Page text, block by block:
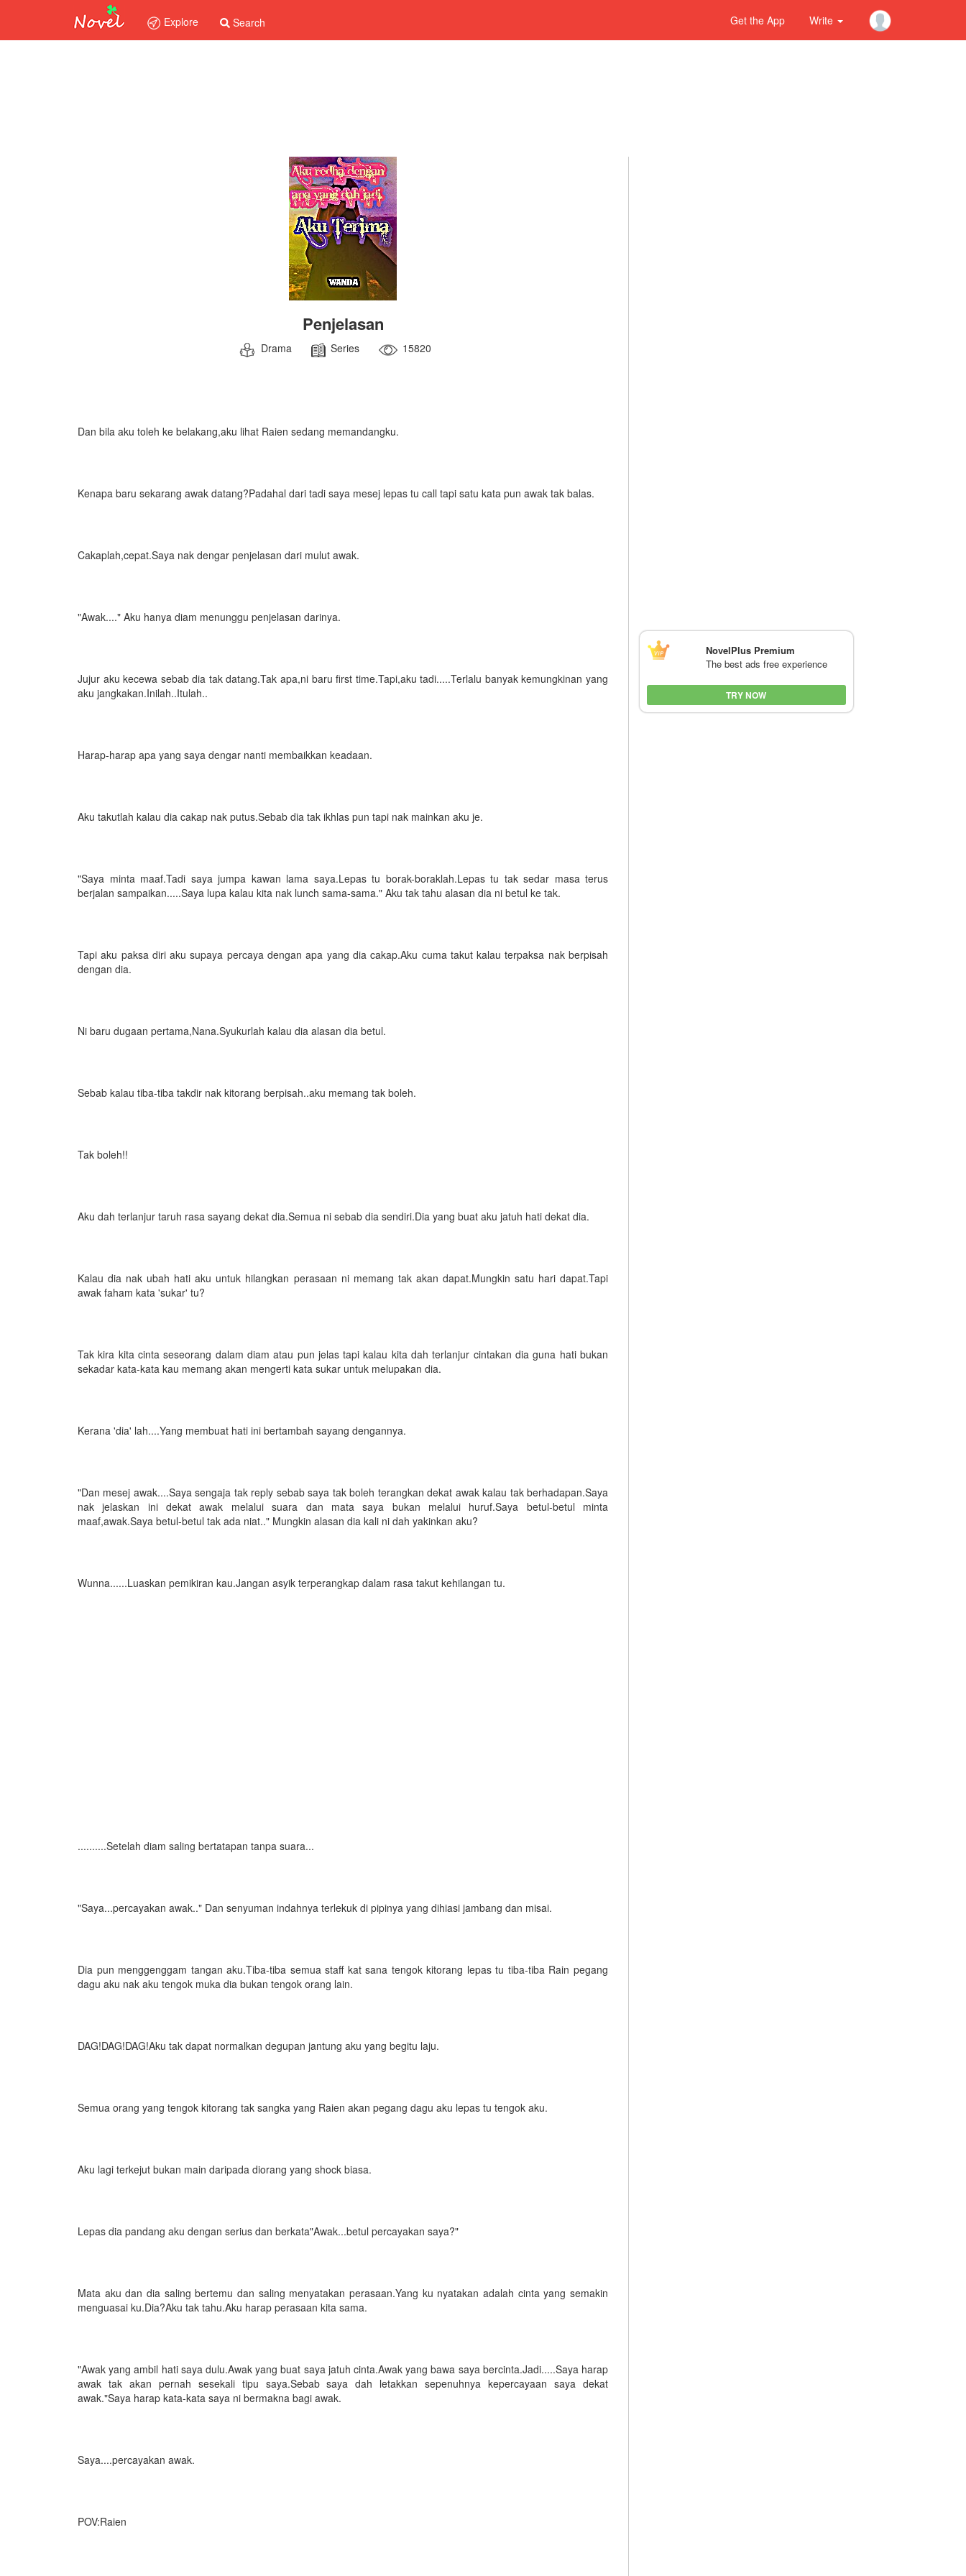
Explore Search Get the App Write
Penjelasan
Drama Series 15820
Dan bila aku toleh ke belakang,aku lihat Raien sedang memandangku.
Kenapa baru sekarang awak datang?Padahal dari tadi saya mesej lepas tu call tapi satu kata pun awak tak balas.
Cakaplah,cepat.Saya nak dengar penjelasan dari mulut awak.
"Awak...." Aku hanya diam menunggu penjelasan darinya.
Jujur aku kecewa sebab dia tak datang.Tak apa,ni baru first time.Tapi,aku tadi.....Terlalu banyak kemungkinan yang
aku jangkakan.Inilah..Itulah..
Harap-harap apa yang saya dengar nanti membaikkan keadaan.
Aku takutlah kalau dia cakap nak putus.Sebab dia tak ikhlas pun tapi nak mainkan aku je.
"Saya minta maaf.Tadi saya jumpa kawan lama saya.Lepas tu borak-boraklah.Lepas tu tak sedar masa terus
berjalan sampaikan.....Saya lupa kalau kita nak lunch sama-sama." Aku tak tahu alasan dia ni betul ke tak.
Tapi aku paksa diri aku supaya percaya dengan apa yang dia cakap.Aku cuma takut kalau terpaksa nak berpisah
dengan dia.
Ni baru dugaan pertama,Nana.Syukurlah kalau dia alasan dia betul.
Sebab kalau tiba-tiba takdir nak kitorang berpisah..aku memang tak boleh.
Tak boleh!!
Aku dah terlanjur taruh rasa sayang dekat dia.Semua ni sebab dia sendiri.Dia yang buat aku jatuh hati dekat dia.
Kalau dia nak ubah hati aku untuk hilangkan perasaan ni memang tak akan dapat.Mungkin satu hari dapat.Tapi
awak faham kata 'sukar' tu?
Tak kira kita cinta seseorang dalam diam atau pun jelas tapi kalau kita dah terlanjur cintakan dia guna hati bukan
sekadar kata-kata kau memang akan mengerti kata sukar untuk melupakan dia.
Kerana 'dia' lah....Yang membuat hati ini bertambah sayang dengannya.
"Dan mesej awak....Saya sengaja tak reply sebab saya tak boleh terangkan dekat awak kalau tak berhadapan.Saya
nak jelaskan ini dekat awak melalui suara dan mata saya bukan melalui huruf.Saya betul-betul minta
maaf,awak.Saya betul-betul tak ada niat.." Mungkin alasan dia kali ni dah yakinkan aku?
Wunna......Luaskan pemikiran kau.Jangan asyik terperangkap dalam rasa takut kehilangan tu.
..........Setelah diam saling bertatapan tanpa suara...
"Saya...percayakan awak.." Dan senyuman indahnya terlekuk di pipinya yang dihiasi jambang dan misai.
Dia pun menggenggam tangan aku.Tiba-tiba semua staff kat sana tengok kitorang lepas tu tiba-tiba Rain pegang
dagu aku nak aku tengok muka dia bukan tengok orang lain.
DAG!DAG!DAG!Aku tak dapat normalkan degupan jantung aku yang begitu laju.
Semua orang yang tengok kitorang tak sangka yang Raien akan pegang dagu aku lepas tu tengok aku.
Aku lagi terkejut bukan main daripada diorang yang shock biasa.
Lepas dia pandang aku dengan serius dan berkata"Awak...betul percayakan saya?"
Mata aku dan dia saling bertemu dan saling menyatakan perasaan.Yang ku nyatakan adalah cinta yang semakin
menguasai ku.Dia?Aku tak tahu.Aku harap perasaan kita sama.
"Awak yang ambil hati saya dulu.Awak yang buat saya jatuh cinta.Awak yang bawa saya bercinta.Jadi.....Saya harap
awak tak akan pernah sesekali tipu saya.Sebab saya dah letakkan sepenuhnya kepercayaan saya dekat
awak."Saya harap kata-kata saya ni bermakna bagi awak.
Saya....percayakan awak.
POV:Raien
NovelPlus Premium
The best ads free experience
TRY NOW